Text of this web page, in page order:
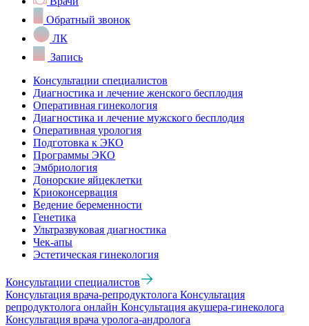
Обратный звонок
ЛК
Запись
Консультации специалистов
Диагностика и лечение женского бесплодия
Оперативная гинекология
Диагностика и лечение мужского бесплодия
Оперативная урология
Подготовка к ЭКО
Программы ЭКО
Эмбриология
Донорские яйцеклетки
Криоконсервация
Ведение беременности
Генетика
Ультразвуковая диагностика
Чек-апы
Эстетическая гинекология
Консультации специалистов
Консультация врача-репродуктолога Консультация
репродуктолога онлайн Консультация акушера-гинеколога
Консультация врача уролога-андролога